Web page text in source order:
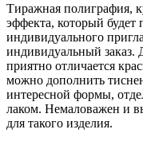
Тиражная полиграфия,
эффекта, который
индивидуального
индивидуальный заказ.
приятно отличается
можно дополнить
интересной формы,
лаком. Немаловажен и
для такого изделия.